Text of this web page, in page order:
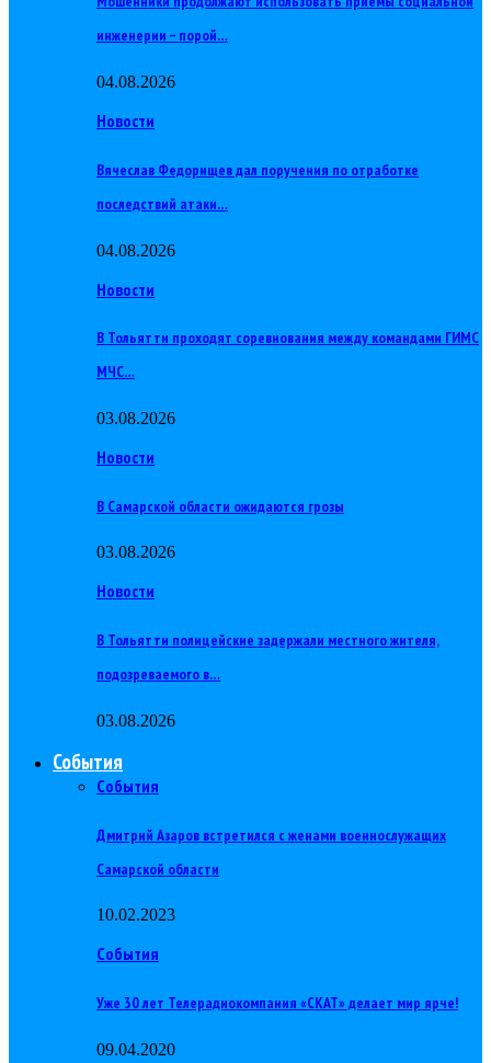
инженерии – порой…
04.08.2026
Новости
Вячеслав Федорищев дал поручения по отработке
последствий атаки…
04.08.2026
Новости
В Тольятти проходят соревнования между командами ГИМС
МЧС…
03.08.2026
Новости
В Самарской области ожидаются грозы
03.08.2026
Новости
В Тольятти полицейские задержали местного жителя,
подозреваемого в…
03.08.2026
События
События
Дмитрий Азаров встретился с женами военнослужащих
Самарской области
10.02.2023
События
Уже 30 лет Телерадиокомпания «СКАТ» делает мир ярче!
09.04.2020